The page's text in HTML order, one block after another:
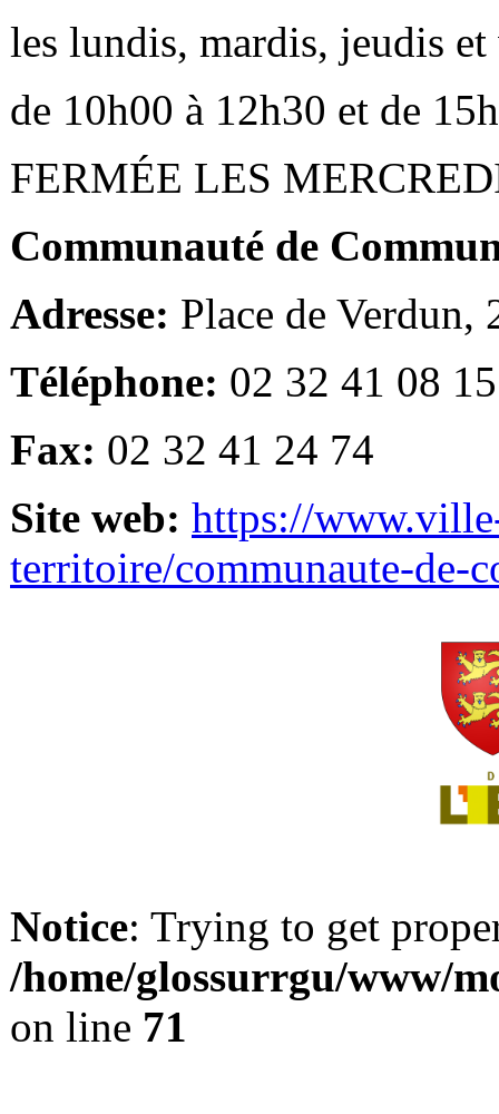
les lundis, mardis, jeudis et
de 10h00 à 12h30 et de
FERMÉE LES
Communauté de
Adresse: Place de Verdun,
Téléphone: 02 32 41 08 15
Fax: 02 32 41 24 74
Site web: https://
territoire/communaute-de-
Notice: Trying to get
/home/glossurrgu/www/
on line 71